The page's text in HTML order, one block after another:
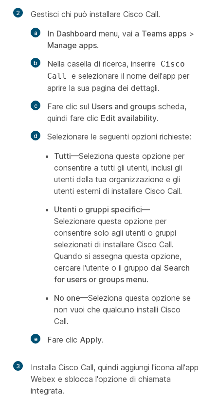
2
Gestisci chi può installare Cisco Call.
In Dashboard menu, vai a Teams apps >
Manage apps.
Nella casella di ricerca, inserire
Cisco
Call
e selezionare il nome dell'app per
aprire la sua pagina dei dettagli.
Fare clic sul Users and groups scheda,
quindi fare clic Edit availability.
Selezionare le seguenti opzioni richieste:
Tutti—Seleziona questa opzione per
consentire a tutti gli utenti, inclusi gli
utenti della tua organizzazione e gli
utenti esterni di installare Cisco Call.
Utenti o gruppi specifici—
Selezionare questa opzione per
consentire solo agli utenti o gruppi
selezionati di installare Cisco Call.
Quando si assegna questa opzione,
cercare l'utente o il gruppo dal Search
for users or groups menu.
No one—Seleziona questa opzione se
non vuoi che qualcuno installi Cisco
Call.
Fare clic Apply.
3
Installa Cisco Call, quindi aggiungi l'icona all'app
Webex e sblocca l'opzione di chiamata
integrata.